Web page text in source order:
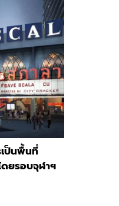
ป็นพื้นที่
ยรอบจุฬาฯ